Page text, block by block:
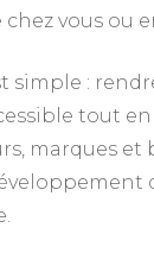
chez vous ou
simple :
tout
marques et